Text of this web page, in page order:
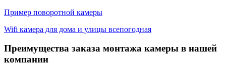
Пример поворотной камеры
Wifi камера для дома и улицы всепогодная
Преимущества заказа монтажа камеры в нашей
компании